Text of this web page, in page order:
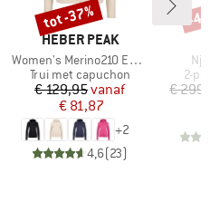
MERK
HEBER PEAK
Artikel
Women's Merino210 EvergreenHe. Zip Hoody
Productgroep
Trui met capuchon
Prijs
€ 129,95Verlaagde prijs
vanaf
€ 81,87
+2
4,6(23)
Korting
tot -37%
2-
€
-